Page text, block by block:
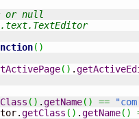
or null
( )
( ) .
( ) .getName( ) ==
getClass ( ) .getName( )